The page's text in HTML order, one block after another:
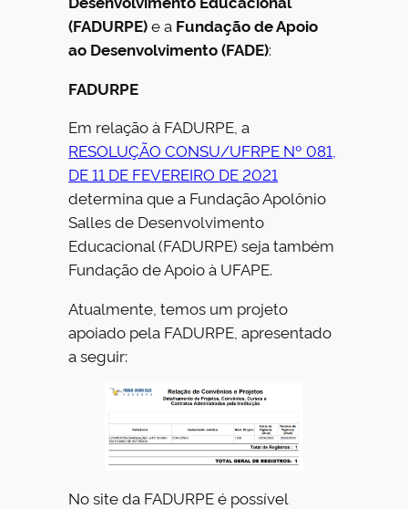
(FADURPE)e a Fundação de Apoio
ao Desenvolvimento (FADE):
FADURPE
Em relação à FADURPE, a
RESOLUÇÃO CONSU/UFRPE Nº 081,
DE 11 DE FEVEREIRO DE 2021
determina que a Fundação Apolônio
Salles de Desenvolvimento
Educacional (FADURPE) seja também
Fundação de Apoio à UFAPE.
Atualmente, temos um projeto
apoiado pela FADURPE, apresentado
a seguir:
No site da FADURPE é possível